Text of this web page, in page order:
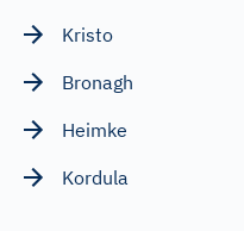
Kristo
Bronagh
Heimke
Kordula